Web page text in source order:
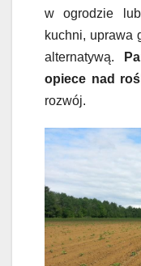
w ogrodzie
kuchni, uprawa
alternatywą.
opiece nad
rozwój.